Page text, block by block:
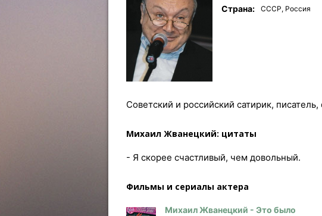
Страна: СССР, Россия
Советский и российский сатирик,
Михаил Жванецкий: цитаты
- Я скорее счастливый, чем довольный.
Фильмы и сериалы актера
Михаил Жванецкий - Это было